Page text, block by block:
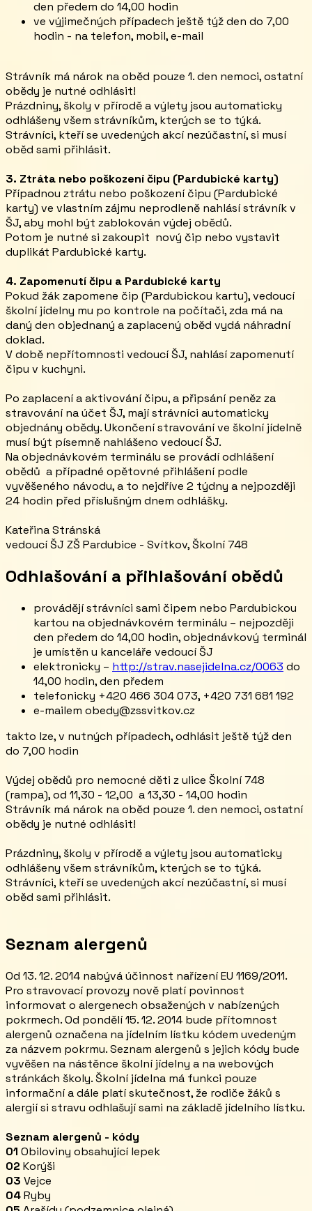
den předem do 14,00 hodin
ve výjimečných případech ještě týž den do 7,00
hodin - na telefon, mobil, e-mail
Strávník má nárok na oběd pouze 1. den nemoci, ostatní
obědy je nutné odhlásit!
Prázdniny, školy v přírodě a výlety jsou automaticky
odhlášeny všem strávníkům, kterých se to týká.
Strávníci, kteří se uvedených akcí nezúčastní, si musí
oběd sami přihlásit.
3. Ztráta nebo poškození čipu (Pardubické karty)
Případnou ztrátu nebo poškození čipu (Pardubické
karty) ve vlastním zájmu neprodleně nahlásí strávník v
ŠJ, aby mohl být zablokován výdej obědů.
Potom je nutné si zakoupit nový čip nebo vystavit
duplikát Pardubické karty.
4. Zapomenutí čipu a Pardubické karty
Pokud žák zapomene čip (Pardubickou kartu), vedoucí
školní jídelny mu po kontrole na počítači, zda má na
daný den objednaný a zaplacený oběd vydá náhradní
doklad.
V době nepřítomnosti vedoucí ŠJ, nahlásí zapomenutí
čipu v kuchyni.
Po zaplacení a aktivování čipu, a připsání peněz za
stravování na účet ŠJ, mají strávníci automaticky
objednány obědy. Ukončení stravování ve školní jídelně
musí být písemně nahlášeno vedoucí ŠJ.
Na objednávkovém terminálu se provádí odhlášení
obědů a případné opětovné přihlášení podle
vyvěšeného návodu, a to nejdříve 2 týdny a nejpozději
24 hodin před příslušným dnem odhlášky.
Kateřina Stránská
vedoucí ŠJ ZŠ Pardubice - Svítkov, Školní 748
Odhlašování a přihlašování obědů
provádějí strávníci sami čipem nebo Pardubickou
kartou na objednávkovém terminálu – nejpozději
den předem do 14,00 hodin, objednávkový terminál
je umístěn u kanceláře vedoucí ŠJ
elektronicky – http://strav.nasejidelna.cz/0063 do
14,00 hodin, den předem
telefonicky +420 466 304 073, +420 731 681 192
e-mailem obedy@zssvitkov.cz
takto lze, v nutných případech, odhlásit ještě týž den
do 7,00 hodin
Výdej obědů pro nemocné děti z ulice Školní 748
(rampa), od 11,30 - 12,00 a 13,30 - 14,00 hodin
Strávník má nárok na oběd pouze 1. den nemoci, ostatní
obědy je nutné odhlásit!
Prázdniny, školy v přírodě a výlety jsou automaticky
odhlášeny všem strávníkům, kterých se to týká.
Strávníci, kteří se uvedených akcí nezúčastní, si musí
oběd sami přihlásit.
Seznam alergenů
Od 13. 12. 2014 nabývá účinnost nařízení EU 1169/2011.
Pro stravovací provozy nově platí povinnost
informovat o alergenech obsažených v nabízených
pokrmech. Od pondělí 15. 12. 2014 bude přítomnost
alergenů označena na jídelním lístku kódem uvedeným
za názvem pokrmu. Seznam alergenů s jejich kódy bude
vyvěšen na nástěnce školní jídelny a na webových
stránkách školy. Školní jídelna má funkci pouze
informační a dále platí skutečnost, že rodiče žáků s
alergií si stravu odhlašují sami na základě jídelního lístku.
Seznam alergenů - kódy
01 Obiloviny obsahující lepek
02 Korýši
03 Vejce
04Ryby